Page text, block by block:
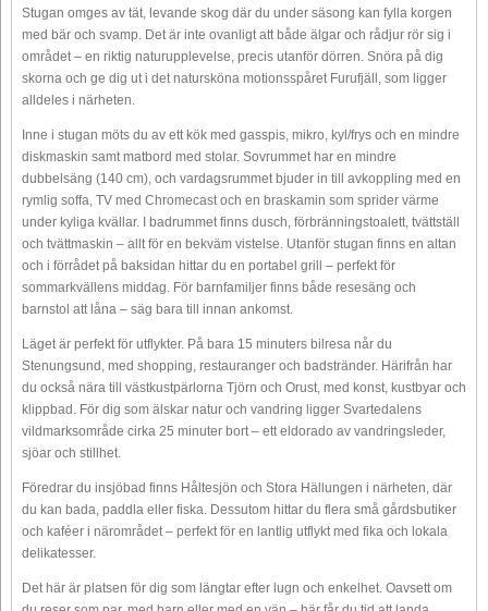
Stugan omges av tät, levande skog där du under säsong kan fylla korgen
med bär och svamp. Det är inte ovanligt att både älgar och rådjur rör sig i
området – en riktig naturupplevelse, precis utanför dörren. Snöra på dig
skorna och ge dig ut i det natursköna motionsspåret Furufjäll, som ligger
alldeles i närheten.
Inne i stugan möts du av ett kök med gasspis, mikro, kyl/frys och en mindre
diskmaskin samt matbord med stolar. Sovrummet har en mindre
dubbelsäng (140 cm), och vardagsrummet bjuder in till avkoppling med en
rymlig soffa, TV med Chromecast och en braskamin som sprider värme
under kyliga kvällar. I badrummet finns dusch, förbränningstoalett, tvättställ
och tvättmaskin – allt för en bekväm vistelse. Utanför stugan finns en altan
och i förrådet på baksidan hittar du en portabel grill – perfekt för
sommarkvällens middag. För barnfamiljer finns både resesäng och
barnstol att låna – säg bara till innan ankomst.
Läget är perfekt för utflykter. På bara 15 minuters bilresa når du
Stenungsund, med shopping, restauranger och badstränder. Härifrån har
du också nära till västkustpärlorna Tjörn och Orust, med konst, kustbyar och
klippbad. För dig som älskar natur och vandring ligger Svartedalens
vildmarksområde cirka 25 minuter bort – ett eldorado av vandringsleder,
sjöar och stillhet.
Föredrar du insjöbad finns Håltesjön och Stora Hällungen i närheten, där
du kan bada, paddla eller fiska. Dessutom hittar du flera små gårdsbutiker
och kaféer i närområdet – perfekt för en lantlig utflykt med fika och lokala
delikatesser.
Det här är platsen för dig som längtar efter lugn och enkelhet. Oavsett om